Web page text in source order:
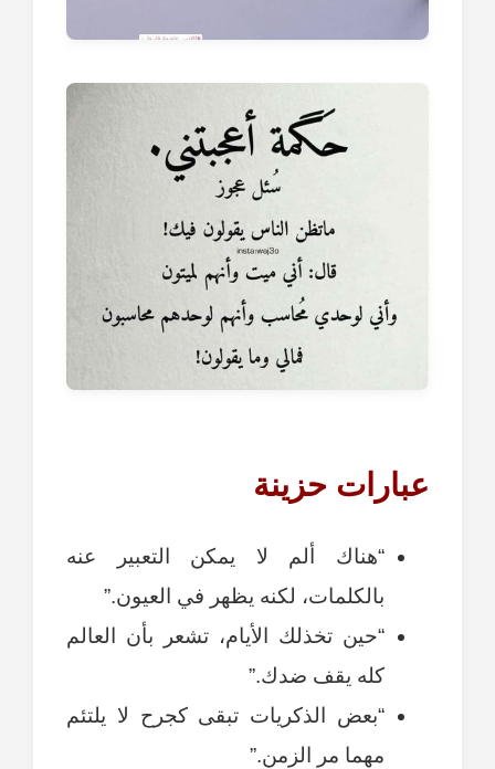
عبارات حزينة
“هناك ألم لا يمكن التعبير عنه
بالكلمات، لكنه يظهر في العيون.”
“حين تخذلك الأيام، تشعر بأن العالم
كله يقف ضدك.”
“بعض الذكريات تبقى كجرح لا يلتئم
مهما مر الزمن.”